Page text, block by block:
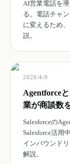
AI営業電話を
る。電話チャ
に変えるため
説。
2026/4/9
Agentforce
業が商談数
Salesforceの
Salesforce活用
インバウンド
解説。